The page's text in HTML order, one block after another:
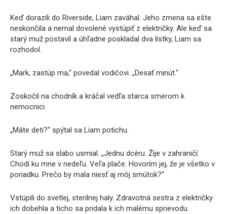
Keď dorazili do Riverside, Liam zaváhal. Jeho zmena sa ešte
neskončila a nemal dovolené vystúpiť z električky. Ale keď sa
starý muž postavil a úhľadne poskladal dva lístky, Liam sa
rozhodol.
„Mark, zastúp ma,“ povedal vodičovi. „Desať minút.“
Zoskočil na chodník a kráčal vedľa starca smerom k
nemocnici.
„Máte deti?“ spýtal sa Liam potichu.
Starý muž sa slabo usmial. „Jednu dcéru. Žije v zahraničí.
Chodí ku mne v nedeľu. Veľa plače. Hovorím jej, že je všetko v
poriadku. Prečo by mala niesť aj môj smútok?“
Vstúpili do svetlej, sterilnej haly. Zdravotná sestra z električky
ich dobehla a ticho sa pridala k ich malému sprievodu.